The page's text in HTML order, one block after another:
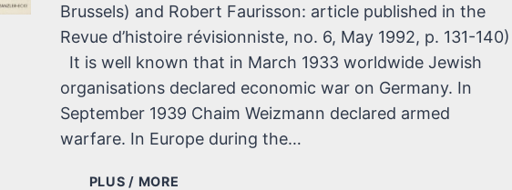
Brussels) and Robert Faurisson: article published in the
Revue d’histoire révisionniste, no. 6, May 1992, p. 131-140)
It is well known that in March 1933 worldwide Jewish
organisations declared economic war on Germany. In
September 1939 Chaim Weizmann declared armed
warfare. In Europe during the…
PLUS / MORE